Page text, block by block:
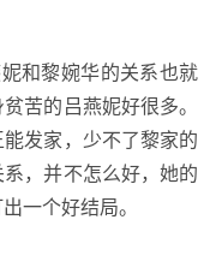
和黎婉华的关系也就
苦的吕燕妮好很多。
发家，少不了黎家的
，并不怎么好，她的
一个好结局。